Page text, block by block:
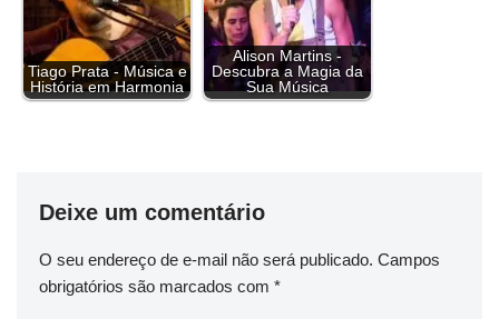
Tiago Prata - Música e
História em Harmonia
Alison Martins -
Descubra a Magia da
Sua Música
Deixe um comentário
O seu endereço de e-mail não será publicado. Campos
obrigatórios são marcados com *